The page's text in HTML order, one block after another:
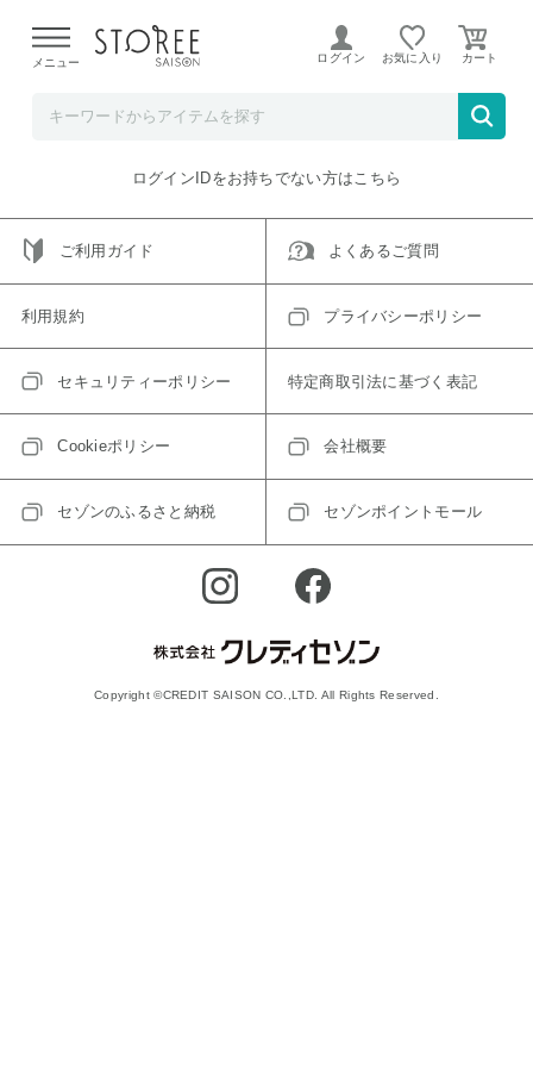
よる配送遅延が発生しております。
メニュー ログイン お気に入り
ご指定のアイテムは取り扱い終了、またはただいま取り扱い
トップへ戻る
ログインIDをお持ちでない方はこちら
ご利用ガイド よくあるご質問
利用規約 プライバシーポリシー
セキュリティーポリシー 特定商取引法に基づく表記
Cookieポリシー 会社概要
セゾンのふるさと納税 セゾンポイントモール
Copyright ©CREDIT SAISON CO.,LTD. All Rights Reserved.